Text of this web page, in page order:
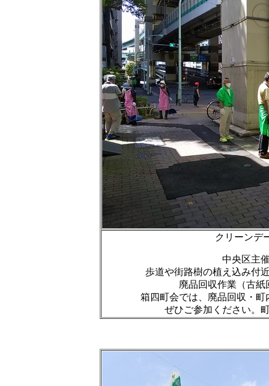
クリーンデ
中央区主
歩道や街路樹の植え込み付
廃品回収作業（古
箱四町会では、廃品回収・
ぜひご参加ください。